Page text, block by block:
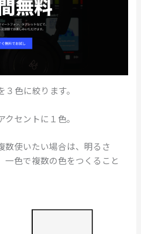
色に絞ります。
セントに１色。
数使いたい場合は、明るさ
一色で複数の色をつくること